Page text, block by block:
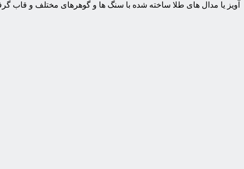
آویز یا مدال های طلا ساخته شده با سنگ ها و گوهرهای مختلف و قاب